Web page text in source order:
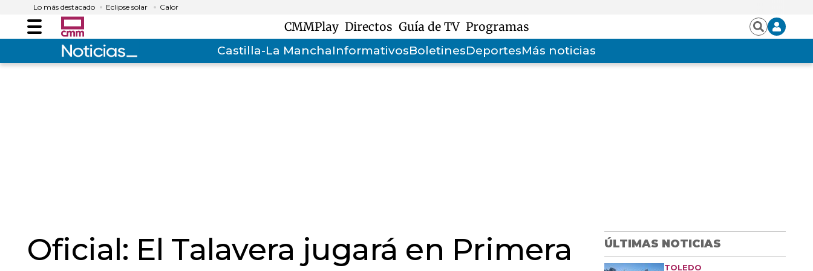
Lo más destacado Eclipse solar Calor
Menú CMMPlay Directos Guía de TV Programas BuscarIniciar
sesión
Castilla-La ManchaInformativosBoletinesDeportesMás noticias
Oficial: El Talavera jugará en Primera
ÚLTIMAS NOTICIAS
TOLEDO